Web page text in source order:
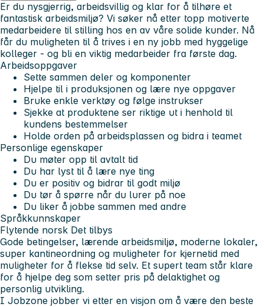
Er du nysgjerrig, arbeidsvillig og klar for å tilhøre et
fantastisk arbeidsmiljø? Vi søker nå etter topp motiverte
medarbeidere til stilling hos en av våre solide kunder. Nå
får du muligheten til å trives i en ny jobb med hyggelige
kolleger - og bli en viktig medarbeider fra første dag.
Arbeidsoppgaver
Sette sammen deler og komponenter
Hjelpe til i produksjonen og lære nye oppgaver
Bruke enkle verktøy og følge instrukser
Sjekke at produktene ser riktige ut i henhold til
kundens bestemmelser
Holde orden på arbeidsplassen og bidra i teamet
Personlige egenskaper
Du møter opp til avtalt tid
Du har lyst til å lære nye ting
Du er positiv og bidrar til godt miljø
Du tør å spørre når du lurer på noe
Du liker å jobbe sammen med andre
Språkkunnskaper
Flytende norsk Det tilbys
Gode betingelser, lærende arbeidsmiljø, moderne lokaler,
super kantineordning og muligheter for kjernetid med
muligheter for å flekse tid selv. Et supert team står klare
for å hjelpe deg som setter pris på delaktighet og
personlig utvikling.
I Jobzone jobber vi etter en visjon om å være den beste